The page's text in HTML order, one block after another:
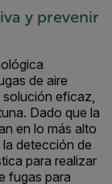
y prevenir
de aire
eficaz,
Dado que la
en lo más alto
la detección de
para realizar
fugas para